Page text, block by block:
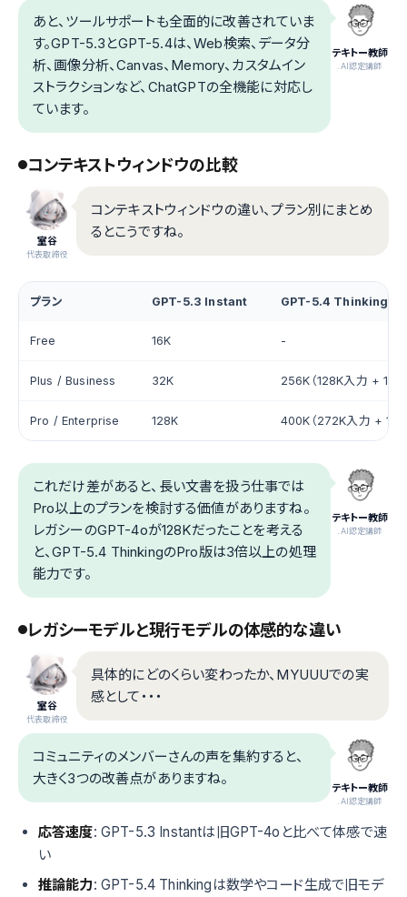
テキトー教師
.AI認定講師
あと、ツールサポートも全面的に改善されていま
す。GPT-5.3とGPT-5.4は、Web検索、データ分
析、画像分析、Canvas、Memory、カスタムイン
ストラクションなど、ChatGPTの全機能に対応し
ています。
コンテキストウィンドウの比較
室谷
代表取締役
コンテキストウィンドウの違い、プラン別にまとめ
るとこうですね。
プラン GPT-5.3 Instant GPT-5.4 Thinking
Free 16K -
Plus / Business 32K 256K（128K入力 +
Pro / Enterprise 128K 400K（272K入力 +
テキトー教師
.AI認定講師
これだけ差があると、長い文書を扱う仕事では
Pro以上のプランを検討する価値がありますね。
レガシーのGPT-4oが128Kだったことを考える
と、GPT-5.4 ThinkingのPro版は3倍以上の処理
能力です。
レガシーモデルと現行モデルの体感的な違い
室谷
代表取締役
具体的にどのくらい変わったか、MYUUUでの実
感として・・・
テキトー教師
.AI認定講師
コミュニティのメンバーさんの声を集約すると、
大きく3つの改善点がありますね。
応答速度: GPT-5.3 Instantは旧GPT-4oと比べて体感で速
い
推論能力: GPT-5.4 Thinkingは数学やコード生成で旧モデ